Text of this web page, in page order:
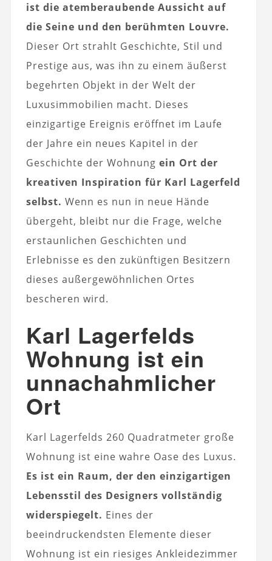
ist die atemberaubende Aussicht auf
die Seine und den berühmten Louvre.
Dieser Ort strahlt Geschichte, Stil und
Prestige aus, was ihn zu einem äußerst
begehrten Objekt in der Welt der
Luxusimmobilien macht. Dieses
einzigartige Ereignis eröffnet im Laufe
der Jahre ein neues Kapitel in der
Geschichte der Wohnung ein Ort der
kreativen Inspiration für Karl Lagerfeld
selbst. Wenn es nun in neue Hände
übergeht, bleibt nur die Frage, welche
erstaunlichen Geschichten und
Erlebnisse es den zukünftigen Besitzern
dieses außergewöhnlichen Ortes
bescheren wird.
Karl Lagerfelds
Wohnung ist ein
unnachahmlicher
Ort
Karl Lagerfelds 260 Quadratmeter große
Wohnung ist eine wahre Oase des Luxus.
Es ist ein Raum, der den einzigartigen
Lebensstil des Designers vollständig
widerspiegelt. Eines der
beeindruckendsten Elemente dieser
Wohnung ist ein riesiges Ankleidezimmer